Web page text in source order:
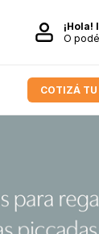
¡Hola!
O
COTIZÁ